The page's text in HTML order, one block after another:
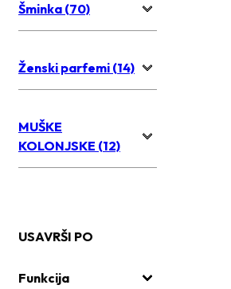
Šminka (70)
Ženski parfemi (14)
MUŠKE
KOLONJSKE (12)
USAVRŠI PO
Funkcija